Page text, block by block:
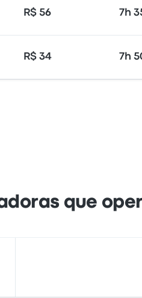
R$ 56 7h
R$ 34 7h
que